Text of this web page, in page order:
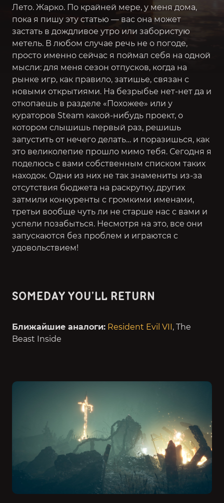
Лето. Жарко. По крайней мере, у меня дома,
пока я пишу эту статью — вас она может
застать в дождливое утро или забористую
метель. В любом случае речь не о погоде,
просто именно сейчас я поймал себя на одной
мысли: для меня сезон отпусков, когда на
рынке игр, как правило, затишье, связан с
новыми открытиями. На безрыбье нет-нет да и
откопаешь в разделе «Похожее» или у
кураторов Steam какой-нибудь проект, о
котором слышишь первый раз, решишь
запустить от нечего делать… и поразишься, как
это великолепие прошло мимо тебя. Сегодня я
поделюсь с вами собственным списком таких
находок. Одни из них не так знамениты из-за
отсутствия бюджета на раскрутку, других
затмили конкуренты с громкими именами,
третьи вообще чуть ли не старше нас с вами и
успели позабыться. Несмотря на это, все они
запускаются без проблем и играются с
удовольствием!
SOMEDAY YOU’LL RETURN
Ближайшие аналоги: Resident Evil VII, The
Beast Inside